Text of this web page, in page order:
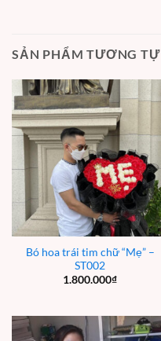
SẢN PHẨM TƯƠNG TỰ
Bó hoa trái tim chữ “Mẹ” –
ST002
1.800.000₫